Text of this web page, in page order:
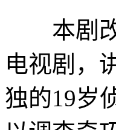
本剧改
电视剧，
独的19岁